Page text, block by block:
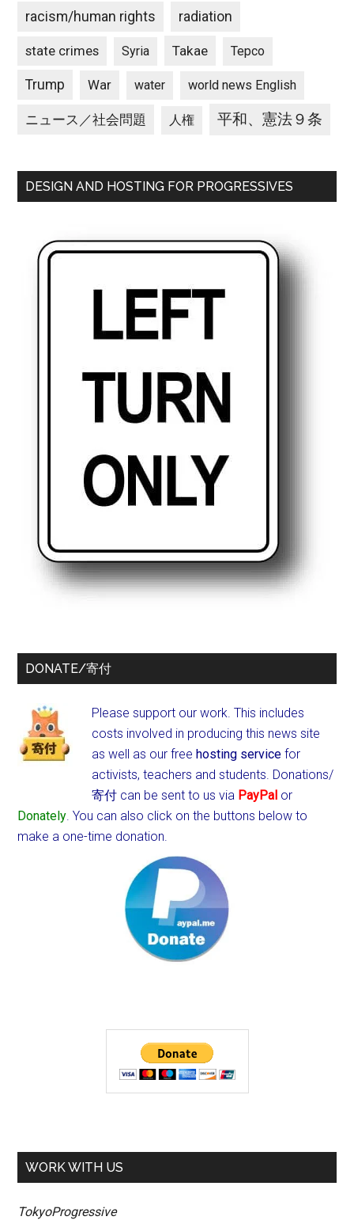
racism/human rights radiation
state crimes Syria Takae Tepco
Trump War water world news English
ニュース／社会問題 人権 平和、憲法９条
DESIGN AND HOSTING FOR PROGRESSIVES
DONATE/寄付
Please support our work. This includes
costs involved in producing this news site
as well as our freehosting service for
activists, teachers and students. Donations/
寄付 can be sent to us via PayPal or
Donately. You can also click on the buttons below to
make a one-time donation.
WORK WITH US
TokyoProgressive